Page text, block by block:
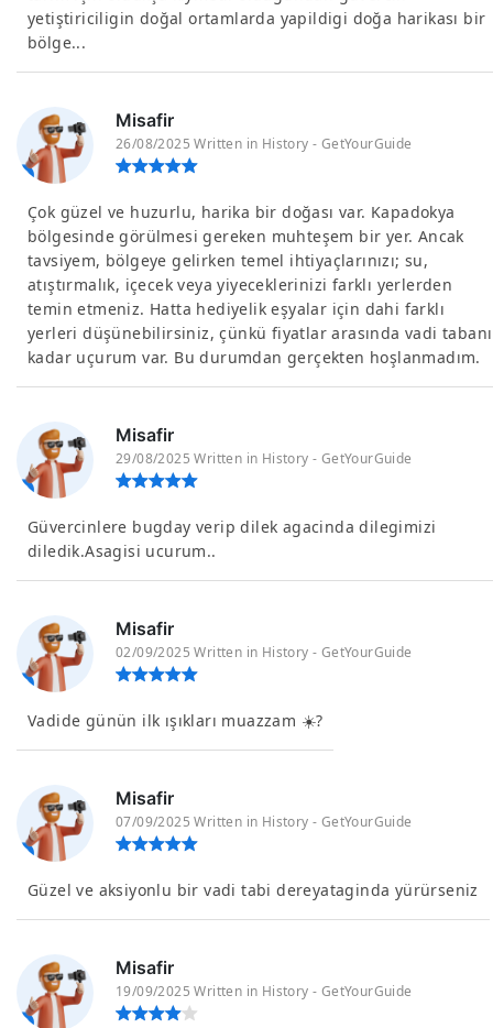
yetiştiriciligin doğal ortamlarda yapildigi doğa harikası bir
bölge...
Misafir
26/08/2025 Written in History - GetYourGuide
Çok güzel ve huzurlu, harika bir doğası var. Kapadokya
bölgesinde görülmesi gereken muhteşem bir yer. Ancak
tavsiyem, bölgeye gelirken temel ihtiyaçlarınızı; su,
atıştırmalık, içecek veya yiyeceklerinizi farklı yerlerden
temin etmeniz. Hatta hediyelik eşyalar için dahi farklı
yerleri düşünebilirsiniz, çünkü fiyatlar arasında vadi tabanı
kadar uçurum var. Bu durumdan gerçekten hoşlanmadım.
Misafir
29/08/2025 Written in History - GetYourGuide
Güvercinlere bugday verip dilek agacinda dilegimizi
diledik.Asagisi ucurum..
Misafir
02/09/2025 Written in History - GetYourGuide
Vadide günün ilk ışıkları muazzam ☀️?
Misafir
07/09/2025 Written in History - GetYourGuide
Güzel ve aksiyonlu bir vadi tabi dereyataginda yürürseniz
Misafir
19/09/2025 Written in History - GetYourGuide